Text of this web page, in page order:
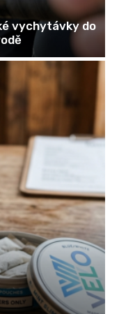
vychytávky do